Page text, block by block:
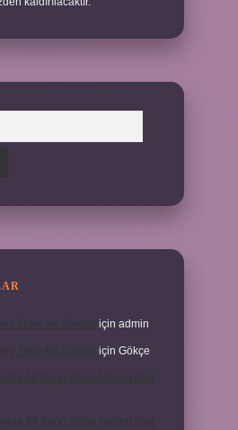
için admin
için Gökçe
Alt Karın Ağrısı Neden Olur
Alt Karın Ağrısı Neden Olur